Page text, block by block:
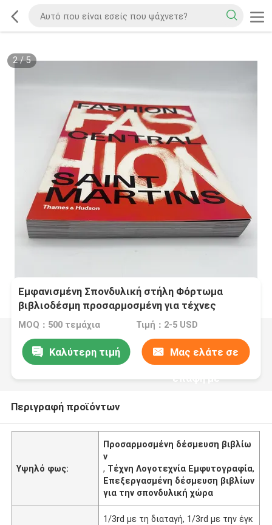
2/5
Εμφανισμένη Σπονδυλική στήλη Φόρτωμα
βιβλιοδέσμη προσαρμοσμένη για τέχνες
MOQ：500 τεμάχια Τιμή：2-5 USD
Καλύτερη τιμή Μας ελάτε σε
επαφή με
Περιγραφή προϊόντων
Υψηλό φως:
Προσαρμοσμένη δέσμευση βιβλίω
ν
, Τέχνη Λογοτεχνία Εμφυτογραφία,
Επεξεργασμένη δέσμευση βιβλίων
για την σπονδυλική χώρα
1/3rd με τη διαταγή, 1/3rd με την έγκ